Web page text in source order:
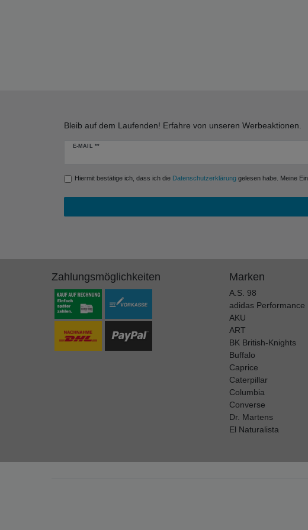
Bleib auf dem Laufenden! Erfahre von unseren Werbeaktionen.
E-MAIL **
Newsletter
Hiermit bestätige ich, dass ich die Daten­schutz­erklärunggelesen habe. Meine
Zahlungsmöglichkeiten Marken
A.S. 98
adidas Performance
AKU
ART
BK British-Knights
Buffalo
Caprice
Caterpillar
Columbia
Converse
Dr. Martens
El Naturalista